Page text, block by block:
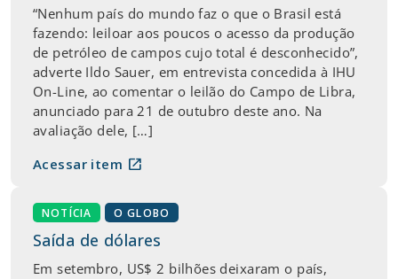
“Nenhum país do mundo faz o que o Brasil está
fazendo: leiloar aos poucos o acesso da produção
de petróleo de campos cujo total é desconhecido”,
adverte Ildo Sauer, em entrevista concedida à IHU
On-Line, ao comentar o leilão do Campo de Libra,
anunciado para 21 de outubro deste ano. Na
avaliação dele, […]
Acessar item open_in_new
NOTÍCIA O GLOBO
Saída de dólares
Em setembro, US$ 2 bilhões deixaram o país,